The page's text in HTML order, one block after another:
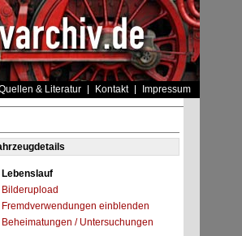
& Literatur Kontakt Impressum
Lebenslauf
Bilderupload
Fremdverwendungen einblenden
Beheimatungen / Untersuchungen